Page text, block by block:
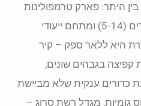
היתר: פארק טרמפולינות
ענקי ובהפרדה למתחם בוגרים (5-14) ומתחם ייעודי
הכותרת היא ללאר ספק – קיר
קפיצה בגבהים שונים,
כדורים ענקית שלא מביישת
גומיות, מגדל רשת סרוג –